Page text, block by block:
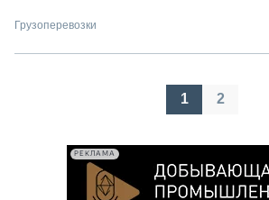
Грузоперевозки
Пагинация
1 2
РЕКЛАМА